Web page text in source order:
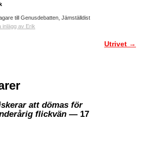
till Genusdebatten, Jämställdist
inlägg av Erik
Utrivet →
att dömas för
flickvän — 17